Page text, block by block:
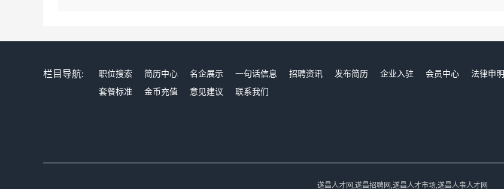
栏目导航: 职位搜索 简历中心 名企展示 一句话信息 招聘资讯 发布简历 企业入驻 会员中心
法律申明
套餐标准
金币充值 意见建议 联系我们
遂昌人才网,遂昌招聘网,遂昌人才市场,遂昌人事人才网